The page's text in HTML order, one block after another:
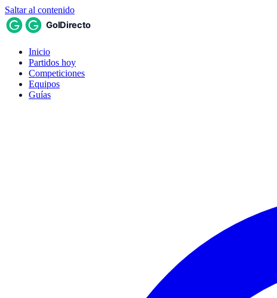
Saltar al contenido
Inicio
Partidos hoy
Competiciones
Equipos
Guías